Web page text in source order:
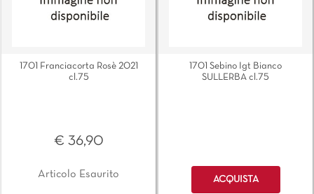
1701 Franciacorta Rosè 2021
cl.75
€ 36,90
Articolo Esaurito
1701 Sebino Igt Bianco
SULLERBA cl.75
Quantità
ACQUISTA